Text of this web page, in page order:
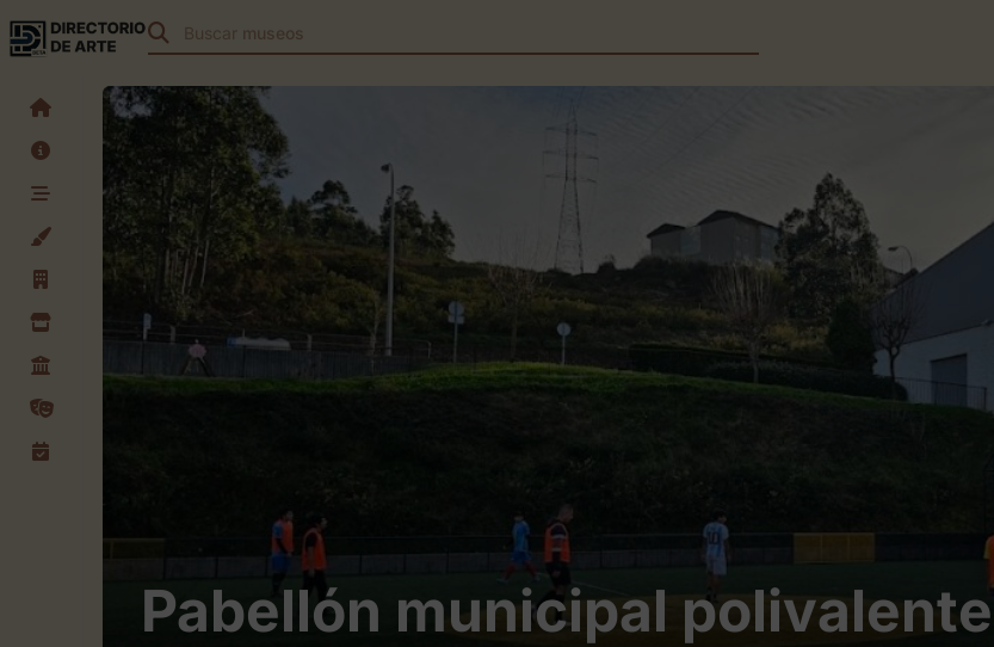
Buscar museos
Pabellón municipal polivalente